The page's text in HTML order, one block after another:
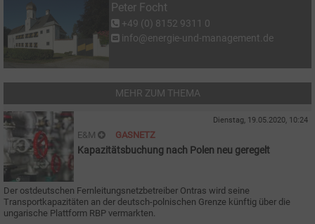
Peter Focht
+49 (0) 8152 9311 0
info@energie-und-management.de
MEHR ZUM THEMA
Dienstag, 19.05.2020, 10:24
E&M GASNETZ
Kapazitätsbuchung nach Polen neu geregelt
Der ostdeutschen Fernleitungsnetzbetreiber Ontras wird seine
Transportkapazitäten an der deutsch-polnischen Grenze künftig über die
ungarische Plattform RBP vermarkten.